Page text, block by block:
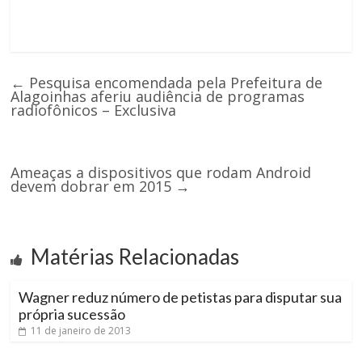
← Pesquisa encomendada pela Prefeitura de
Alagoinhas aferiu audiência de programas
radiofônicos – Exclusiva
Ameaças a dispositivos que rodam Android
devem dobrar em 2015 →
Matérias Relacionadas
Wagner reduz número de petistas para disputar sua
própria sucessão
11 de janeiro de 2013